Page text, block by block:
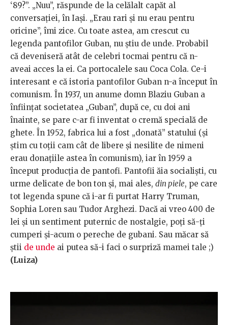
‘89?”. „Nuu”, răspunde de la celălalt capăt al
conversației, în Iași. „Erau rari și nu erau pentru
oricine”, îmi zice. Cu toate astea, am crescut cu
legenda pantofilor Guban, nu știu de unde. Probabil
că deveniseră atât de celebri tocmai pentru că n-
aveai acces la ei. Ca portocalele sau Coca Cola. Ce-i
interesant e că istoria pantofilor Guban n-a început în
comunism. În 1937, un anume domn Blaziu Guban a
înființat societatea „Guban”, după ce, cu doi ani
înainte, se pare c-ar fi inventat o cremă specială de
ghete. În 1952, fabrica lui a fost „donată” statului (și
știm cu toții cam cât de libere și nesilite de nimeni
erau donațiile astea în comunism), iar în 1959 a
început producția de pantofi. Pantofii ăia socialiști, cu
urme delicate de bon ton și, mai ales, din piele, pe care
tot legenda spune că i-ar fi purtat Harry Truman,
Sophia Loren sau Tudor Arghezi. Dacă ai vreo 400 de
lei și un sentiment puternic de nostalgie, poți să-ți
cumperi și-acum o pereche de gubani. Sau măcar să
știi de unde ai putea să-i faci o surpriză mamei tale ;)
(Luiza)